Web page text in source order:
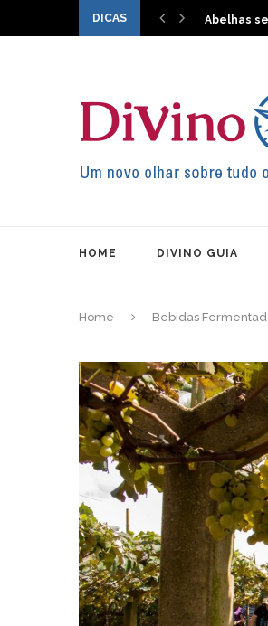
DICAS
Abelhas
Os
HOME DIVINO GUIA
Home Bebidas